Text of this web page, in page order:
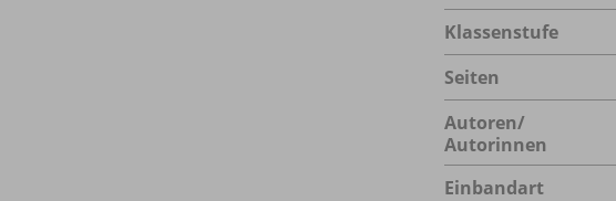
Klassenstufe
Seiten
Autoren/
Autorinnen
Einbandart